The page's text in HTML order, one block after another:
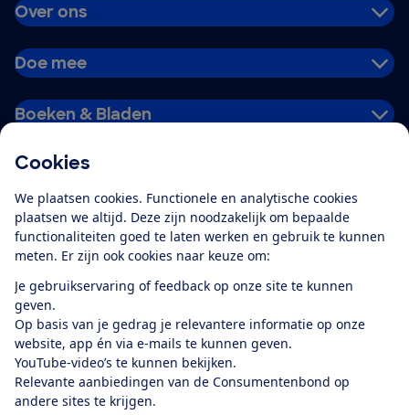
Cookies
We plaatsen cookies. Functionele en analytische cookies
plaatsen we altijd. Deze zijn noodzakelijk om bepaalde
functionaliteiten goed te laten werken en gebruik te kunnen
meten. Er zijn ook cookies naar keuze om:
Je gebruikservaring of feedback op onze site te kunnen
geven.
Op basis van je gedrag je relevantere informatie op onze
website, app én via e-mails te kunnen geven.
YouTube-video’s te kunnen bekijken.
Relevante aanbiedingen van de Consumentenbond op
andere sites te krijgen.
Over ons
Doe mee
Boeken & Bladen
Alles over de
app
Algemene Voorwaarden
Privacyverklaring
Cookiebeleid
Privacyvoorkeuren
Toegankelijkheid